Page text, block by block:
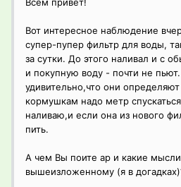
Всем привет!
Вот интересное наблюдение
супер-пупер фильтр для воды,
за сутки. До этого наливал и с
и покупную воду - почти не
удивительно,что они
кормушкам надо метр
наливаю,и если она из нового
пить.
А чем Вы поите ар и какие
вышеизложенному (я в